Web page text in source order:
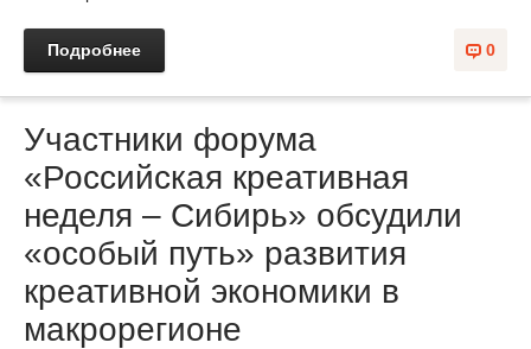
0
Подробнее
Участники форума
«Российская креативная
неделя – Сибирь» обсудили
«особый путь» развития
креативной экономики в
макрорегионе